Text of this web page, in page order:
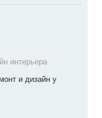
интерьера
и дизайн у